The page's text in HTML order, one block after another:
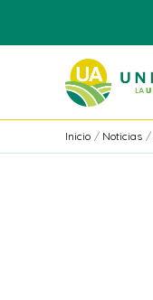
contenido
Inicio Noticias